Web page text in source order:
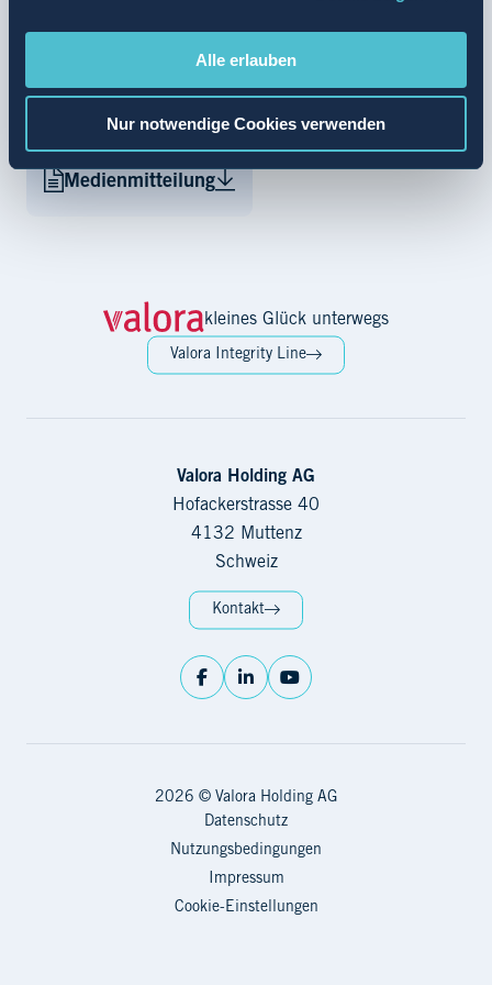
Alle erlauben
Nur notwendige Cookies verwenden
Refill ganzjährig ein Upgrade auf die Grösse XL im Wert
Medienmitteilung
kleines Glück unterwegs
Valora Integrity Line
Valora Holding AG
Hofackerstrasse 40
4132 Muttenz
Schweiz
Kontakt
2026 © Valora Holding AG
Datenschutz
Nutzungsbedingungen
Impressum
Cookie-Einstellungen